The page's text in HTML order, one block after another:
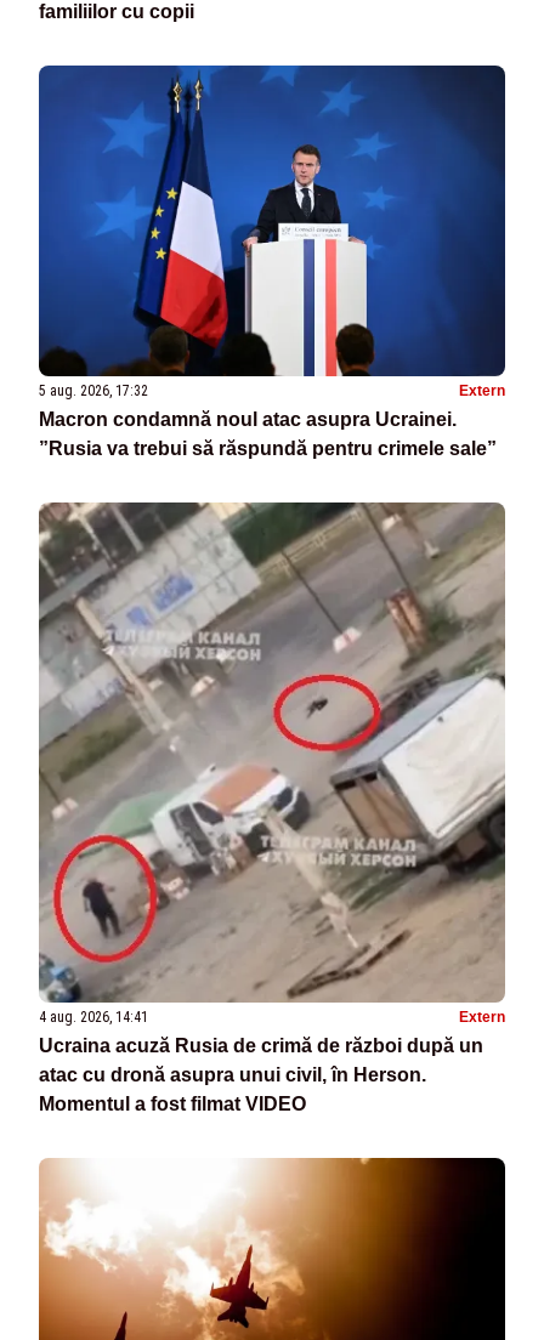
familiilor cu copii
5 aug. 2026, 17:32 Extern
Macron condamnă noul atac asupra Ucrainei.
”Rusia va trebui să răspundă pentru crimele sale”
4 aug. 2026, 14:41 Extern
Ucraina acuză Rusia de crimă de război după un
atac cu dronă asupra unui civil, în Herson.
Momentul a fost filmat VIDEO